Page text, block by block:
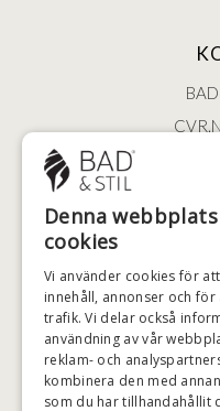
2100
+46
HÖGSTA
Denna
cookies
Vi använder cookies för
innehåll, annonser och
trafik. Vi delar också
användning av vår
reklam- och
kombinera den med
som du har tillhandahållit